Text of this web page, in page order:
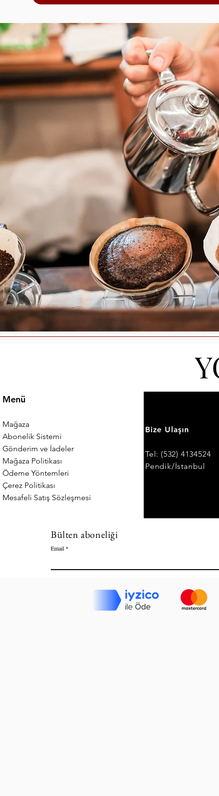
Menü
Mağaza
Abonelik Sistemi
Gönderim ve İadeler
Mağaza Politikası
Ödeme Yöntemleri
Çerez Politikası
Mesafeli Satış Sözleşmesi
Bize Ulaşın
Tel: (532) 4134524
Pendik/İstanbul
Bülten aboneliği
Email